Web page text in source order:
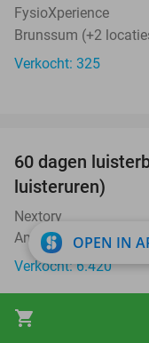
shopping_cart
FysioXperience
Brunssum (+2
Verkocht: 325
60 dagen
luisteruren)
Nextory
Amsterdam
Verkocht: 6.420
OPEN IN